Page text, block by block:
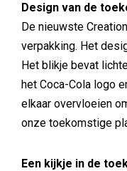
Design van de
De nieuwste
verpakking. Het
Het blikje bevat
het Coca-Cola logo
elkaar overvloeien
onze toekomstige
Een kijkje in de